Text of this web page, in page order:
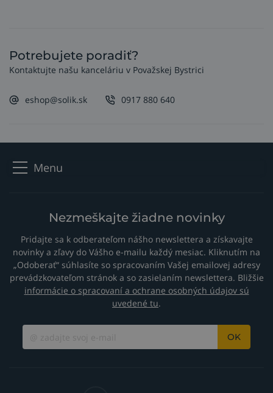
Potrebujete poradiť?
Kontaktujte našu kanceláriu v Považskej Bystrici
eshop@solik.sk 0917 880 640
Menu
Nezmeškajte žiadne novinky
Pridajte sa k odberateľom nášho newslettera a získavajte
novinky a zľavy do Vášho e-mailu každý mesiac. Kliknutím na
„Odoberať“ súhlasíte so spracovaním Vašej emailovej adresy
prevádzkovateľom stránok a so zasielaním newslettera. Bližšie
informácie o spracovaní a ochrane osobných údajov sú
uvedené tu.
OK